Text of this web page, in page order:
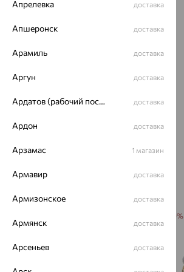
Брошь,
фианит,
28 216
78 378
Брошь,
Брошь,
фианит,
23 609₽
78 695₽
С этим часто покупают
70%
Апрелевка доставка
Апшеронск доставка
Арамиль доставка
Аргун доставка
Ардатов (рабочий поселок) доставка
Ардон доставка
Арзамас 1 магазин
Армавир доставка
Армизонское доставка
Армянск доставка
Арсеньев доставка